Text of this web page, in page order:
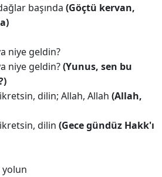
başında (Göçtü kervan,
niye geldin?
niye geldin?(Yunus, sen bu
dilin; Allah, Allah (Allah,
dilin (Gece gündüz Hakk'ı
yolun